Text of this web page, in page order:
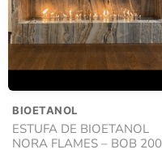
BIOETANOL
ESTUFA DE BIOETANOL
NORA FLAMES – BOB 200